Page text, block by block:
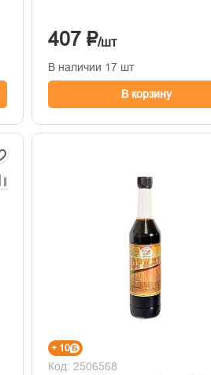
407 ₽/шт
В наличии 17 шт
В корзину
+ 10
Код: 2506568